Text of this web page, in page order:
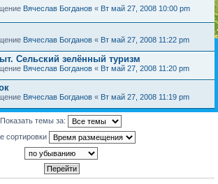
Вячеслав Богданов « Вт май 27, 2008 10:00 pm
Вячеслав Богданов « Вт май 27, 2008 11:22 pm
Сельский зелённый туризм
Вячеслав Богданов « Вт май 27, 2008 11:20 pm
Вячеслав Богданов « Вт май 27, 2008 11:19 pm
Показать темы за:
сортировки